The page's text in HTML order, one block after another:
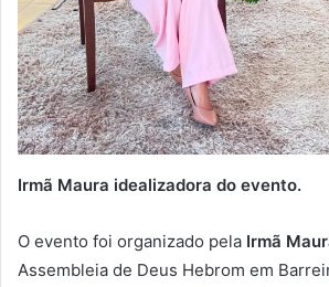
Irmã Maura idealizadora do evento.
O evento foi organizado pela Irmã
Assembleia de Deus Hebrom em